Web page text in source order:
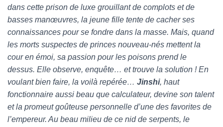
dans cette prison de luxe grouillant de complots et de
basses manœuvres, la jeune fille tente de cacher ses
connaissances pour se fondre dans la masse. Mais, quand
les morts suspectes de princes nouveau-nés mettent la
cour en émoi, sa passion pour les poisons prend le
dessus. Elle observe, enquête… et trouve la solution ! En
voulant bien faire, la voilà repérée… Jinshi, haut
fonctionnaire aussi beau que calculateur, devine son talent
et la promeut goûteuse personnelle d’une des favorites de
l’empereur. Au beau milieu de ce nid de serpents, le